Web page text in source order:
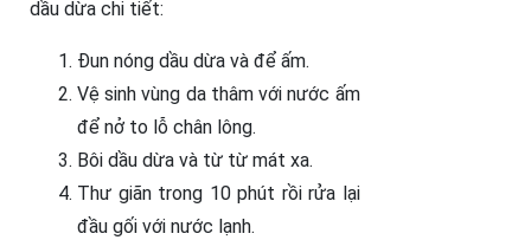
dầu dừa chi tiết:
Đun nóng dầu dừa và để ấm.
Vệ sinh vùng da thâm với nước ấm
để nở to lỗ chân lông.
Bôi dầu dừa và từ từ mát xa.
Thư giãn trong 10 phút rồi rửa lại
đầu gối với nước lạnh.